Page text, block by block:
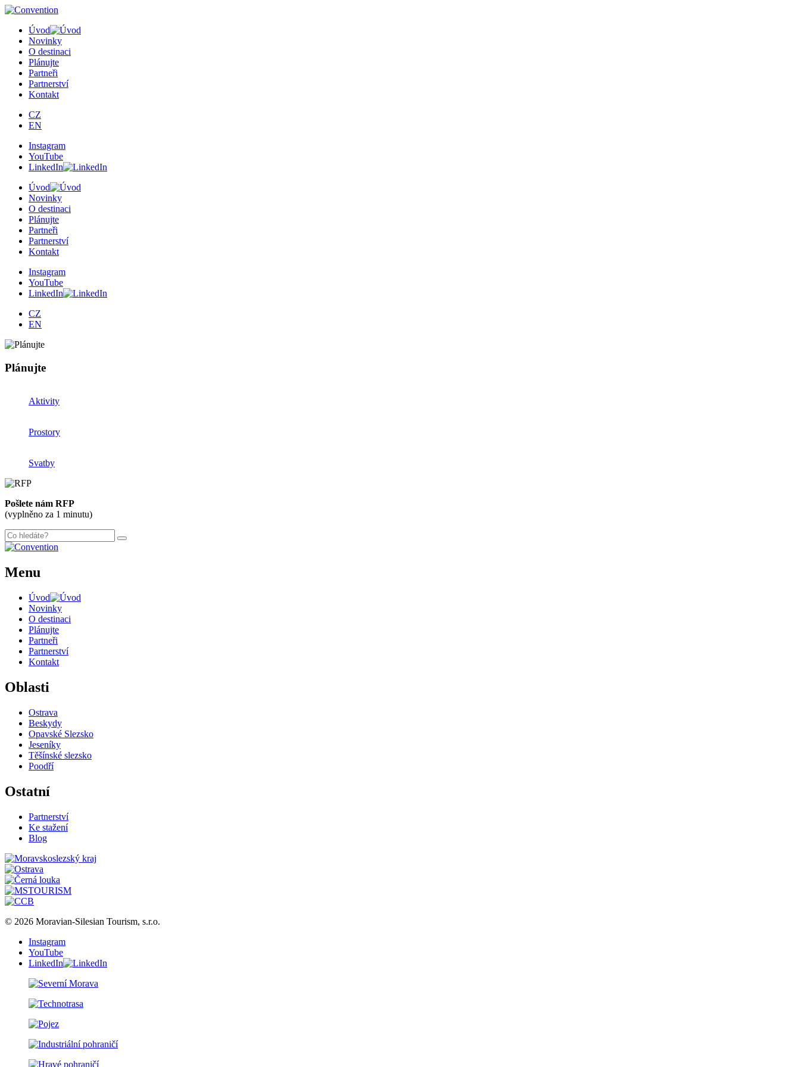
Úvod
Novinky
O destinaci
Plánujte
Partneři
Partnerství
Kontakt
CZ
EN
Instagram
YouTube
LinkedIn
Úvod
Novinky
O destinaci
Plánujte
Partneři
Partnerství
Kontakt
Instagram
YouTube
LinkedIn
CZ
EN
Plánujte
Aktivity
Prostory
Svatby
Pošlete nám RFP
(vyplněno za 1 minutu)
Menu
Úvod
Novinky
O destinaci
Plánujte
Partneři
Partnerství
Kontakt
Oblasti
Ostrava
Beskydy
Opavské Slezsko
Jeseníky
Těšínské slezsko
Poodří
Ostatní
Partnerství
Ke stažení
Blog
© 2026 Moravian-Silesian Tourism, s.r.o.
Instagram
YouTube
LinkedIn